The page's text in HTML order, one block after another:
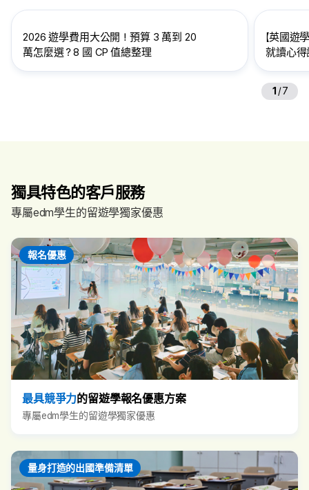
2026 遊學費用大公開！預算 3 萬到 20
萬怎麼選？8 國 CP 值總整理
【英國遊
就讀心得
1 /7
獨具特色的客戶服務
專屬edm學生的留遊學獨家優惠
報名優惠
最具競爭力的留遊學報名優惠方案
專屬edm學生的留遊學獨家優惠
量身打造的出國準備清單